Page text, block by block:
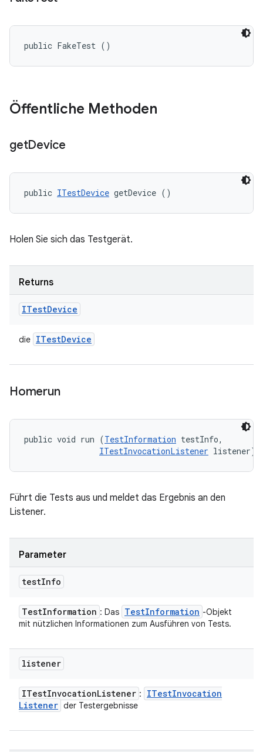
public FakeTest ()
Öffentliche Methoden
getDevice
public ITestDevice getDevice ()
Holen Sie sich das Testgerät.
Returns
ITestDevice
die ITestDevice
Homerun
public void run (TestInformation testInfo,
ITestInvocationListener listener)
Führt die Tests aus und meldet das Ergebnis an den
Listener.
Parameter
testInfo
TestInformation : Das TestInformation -Objekt
mit nützlichen Informationen zum Ausführen von Tests.
listener
ITestInvocationListener : ITestInvocation
Listener der Testergebnisse